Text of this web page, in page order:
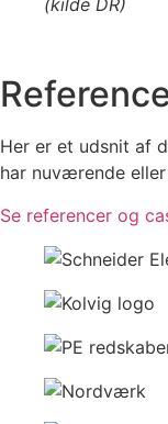
(kilde DR)
Her er et udsnit af
har nuværende
Se referencer og